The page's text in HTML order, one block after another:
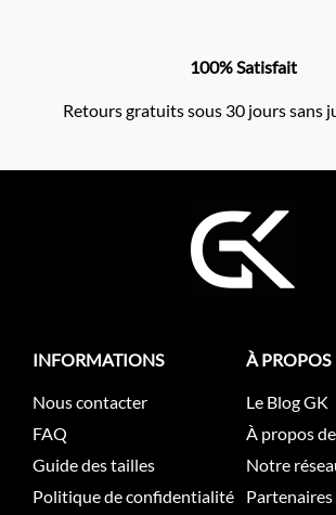
100% Satisfait
Retours gratuits sous 30 jours sans
INFORMATIONS
Nous contacter
FAQ
Guide des tailles
Politique de confidentialité
À PROPOS
Le Blog GK
À propos
Notre
Partenaires